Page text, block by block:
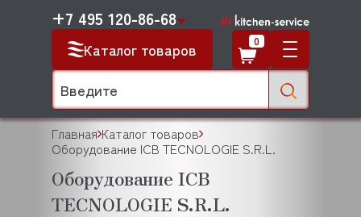
Каталог товаров
+7 495 120-86-68
0
Главная Каталог товаров
Оборудование ICB TECNOLOGIE S.R.L.
Оборудование ICB
TECNOLOGIE S.R.L.